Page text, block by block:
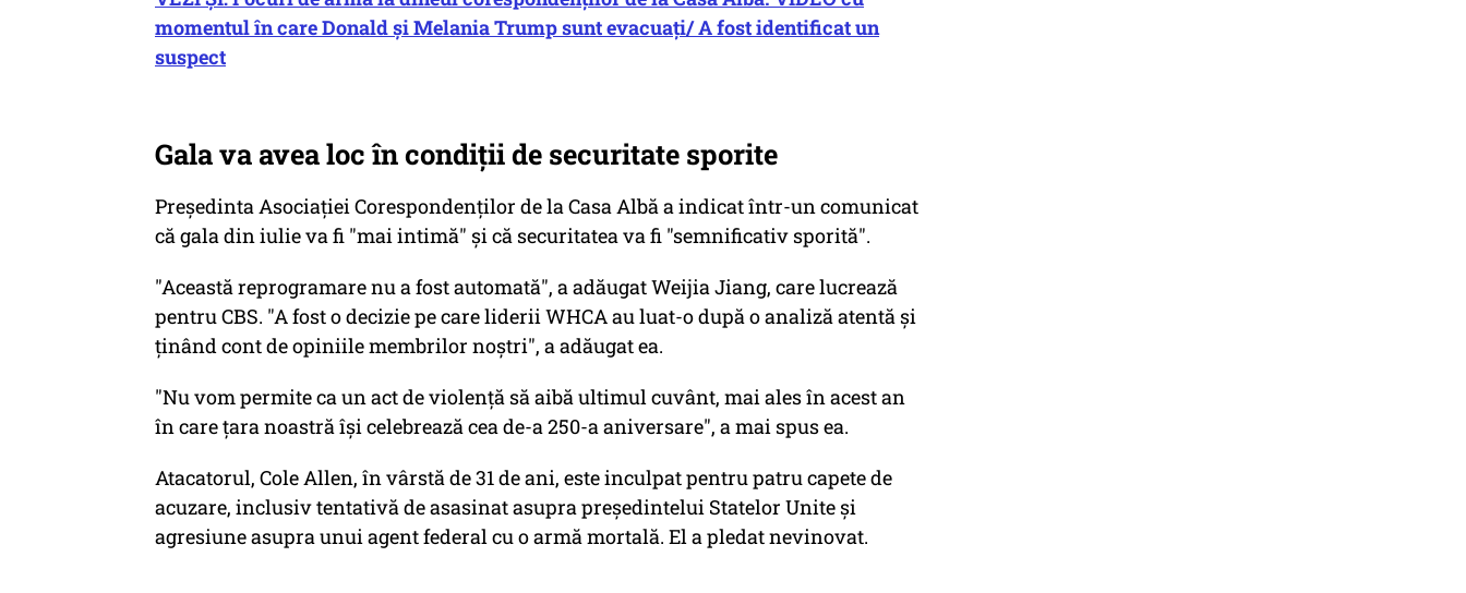
momentul în care Donald şi Melania Trump sunt evacuați/ A fost identificat un
suspect
Gala va avea loc în condiții de securitate sporite
Preşedinta Asociaţiei Corespondenţilor de la Casa Albă a indicat într-un comunicat
că gala din iulie va fi "mai intimă" şi că securitatea va fi "semnificativ sporită".
"Această reprogramare nu a fost automată", a adăugat Weijia Jiang, care lucrează
pentru CBS. "A fost o decizie pe care liderii WHCA au luat-o după o analiză atentă şi
ţinând cont de opiniile membrilor noştri", a adăugat ea.
"Nu vom permite ca un act de violenţă să aibă ultimul cuvânt, mai ales în acest an
în care ţara noastră îşi celebrează cea de-a 250-a aniversare", a mai spus ea.
Atacatorul, Cole Allen, în vârstă de 31 de ani, este inculpat pentru patru capete de
acuzare, inclusiv tentativă de asasinat asupra preşedintelui Statelor Unite şi
agresiune asupra unui agent federal cu o armă mortală. El a pledat nevinovat.